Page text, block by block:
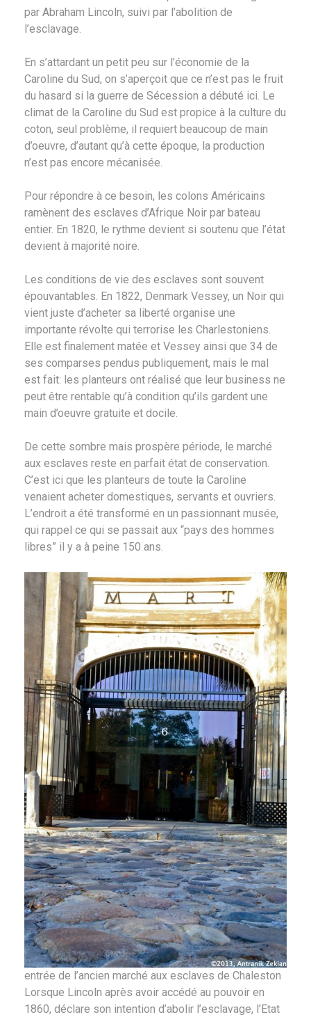
par Abraham Lincoln, suivi par l’abolition de
l’esclavage.
En s’attardant un petit peu sur l’économie de la
Caroline du Sud, on s’aperçoit que ce n’est pas le fruit
du hasard si la guerre de Sécession a débuté ici. Le
climat de la Caroline du Sud est propice à la culture du
coton, seul problème, il requiert beaucoup de main
d’oeuvre, d’autant qu’à cette époque, la production
n’est pas encore mécanisée.
Pour répondre à ce besoin, les colons Américains
ramènent des esclaves d’Afrique Noir par bateau
entier. En 1820, le rythme devient si soutenu que l’état
devient à majorité noire.
Les conditions de vie des esclaves sont souvent
épouvantables. En 1822, Denmark Vessey, un Noir qui
vient juste d’acheter sa liberté organise une
importante révolte qui terrorise les Charlestoniens.
Elle est finalement matée et Vessey ainsi que 34 de
ses comparses pendus publiquement, mais le mal
est fait: les planteurs ont réalisé que leur business ne
peut être rentable qu’à condition qu’ils gardent une
main d’oeuvre gratuite et docile.
De cette sombre mais prospère période, le marché
aux esclaves reste en parfait état de conservation.
C’est ici que les planteurs de toute la Caroline
venaient acheter domestiques, servants et ouvriers.
L’endroit a été transformé en un passionnant musée,
qui rappel ce qui se passait aux “pays des hommes
libres” il y a à peine 150 ans.
entrée de l’ancien marché aux esclaves de Chaleston
Lorsque Lincoln après avoir accédé au pouvoir en
1860, déclare son intention d’abolir l’esclavage, l’Etat